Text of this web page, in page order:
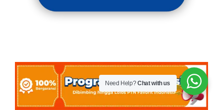
Need Help?Chat with us